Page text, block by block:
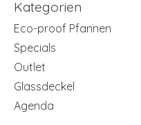
Kategorien
Eco-proof Pfannen
Specials
Outlet
Glassdeckel
Agenda